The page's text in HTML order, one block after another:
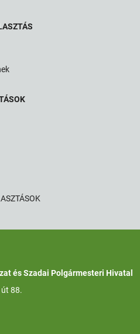
és Szadai Polgármesteri Hivatal
út 88.